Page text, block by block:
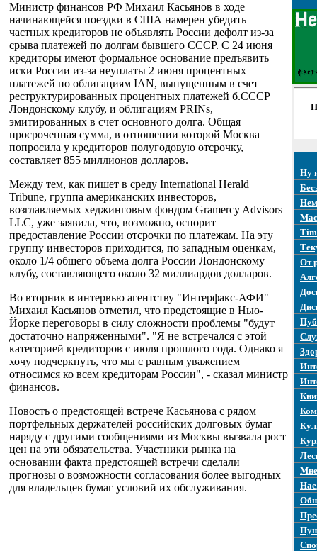
Министр финансов РФ Михаил Касьянов в ходе
начинающейся поездки в США намерен убедить
частных кредиторов не объявлять России дефолт из-за
срыва платежей по долгам бывшего СССР. С 24 июня
кредиторы имеют формальное основание предъявить
иски России из-за неуплаты 2 июня процентных
платежей по облигациям IAN, выпущенным в счет
реструктурированных процентных платежей б.СССР
Лондонскому клубу, и облигациям PRINs,
эмитированных в счет основного долга. Общая
просроченная сумма, в отношении которой Москва
попросила у кредиторов полугодовую отсрочку,
составляет 855 миллионов долларов.
Между тем, как пишет в среду International Herald
Tribune, группа американских инвесторов,
возглавляемых хеджинговым фондом Gramercy Advisors
LLC, уже заявила, что, возможно, оспорит
предоставление России отсрочки по платежам. На эту
группу инвесторов приходится, по западным оценкам,
около 1/4 общего объема долга России Лондонскому
клубу, составляющего около 32 миллиардов долларов.
Во вторник в интервью агентству "Интерфакс-АФИ"
Михаил Касьянов отметил, что предстоящие в Нью-
Йорке переговоры в силу сложности проблемы "будут
достаточно напряженными". "Я не встречался с этой
категорией кредиторов с июля прошлого года. Однако я
хочу подчеркнуть, что мы с равным уважением
относимся ко всем кредиторам России", - сказал министр
финансов.
Новость о предстоящей встрече Касьянова с рядом
портфельных держателей российских долговых бумаг
наряду с другими сообщениями из Москвы вызвала рост
цен на эти обязательства. Участники рынка на
основании факта предстоящей встречи сделали
прогнозы о возможности согласования более выгодных
для владельцев бумаг условий их обслуживания.
Ну
От